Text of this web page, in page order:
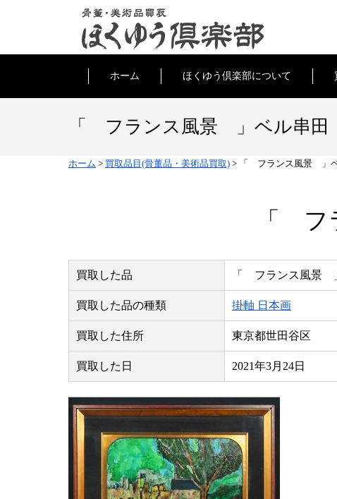
ホーム ほくゆう倶楽部について
「 フランス風景 」ベル串田
ホーム > 買取品目(骨董品・美術品買取) > 「 フランス風景 」ベ
「 フ
買取した品 「 フランス風景
買取した品の種類 掛軸 日本画
買取した住所 東京都世田谷区
買取した日 2021年3月24日